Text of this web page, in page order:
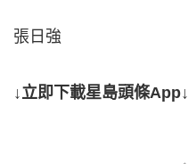
張日強
↓立即下載星島頭條App↓